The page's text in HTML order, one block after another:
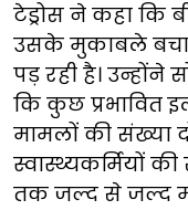
टेड्रोस ने कहा कि
उसके मुकाबले
पड़ रही है।
कि कुछ प्रभावित
मामलों की संख्या
स्वास्थ्यकर्मियों
तक जल्द से जल्द